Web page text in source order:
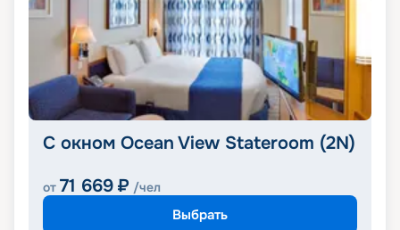
С окном Ocean View Stateroom (2N)
от 71 669 ₽ /чел
Выбрать